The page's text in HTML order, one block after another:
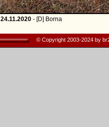
24.11.2020- [D] Borna
© Copyright 2003-2024 by